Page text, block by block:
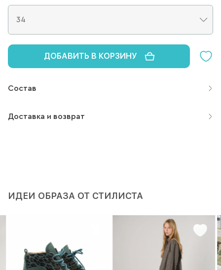
ДОБАВИТЬ В КОРЗИНУ
Состав
Доставка и возврат
ИДЕИ ОБРАЗА ОТ СТИЛИСТА